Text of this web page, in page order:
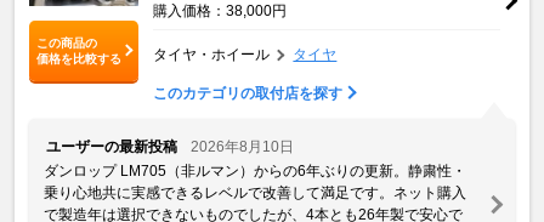
この商品の
価格を比較する
購入価格：38,000円
タイヤ・ホイール タイヤ
このカテゴリの取付店を探す
ユーザーの最新投稿
2026年8月10日
ダンロップ LM705（非ルマン）からの6年ぶりの更新。静粛性・
乗り心地共に実感できるレベルで改善して満足です。ネット購入
で製造年は選択できないものでしたが、4本とも26年製で安心で